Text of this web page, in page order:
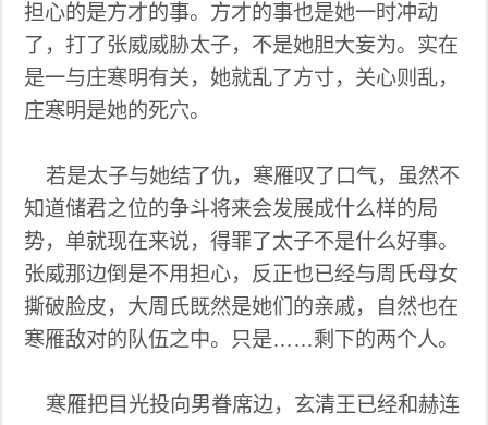
担心的是方才的事。方才的事也是她一时冲动
了，打了张威威胁太子，不是她胆大妄为。实在
是一与庄寒明有关，她就乱了方寸，关心则乱，
庄寒明是她的死穴。
若是太子与她结了仇，寒雁叹了口气，虽然不
知道储君之位的争斗将来会发展成什么样的局
势，单就现在来说，得罪了太子不是什么好事。
张威那边倒是不用担心，反正也已经与周氏母女
撕破脸皮，大周氏既然是她们的亲戚，自然也在
寒雁敌对的队伍之中。只是……剩下的两个人。
寒雁把目光投向男眷席边，玄清王已经和赫连